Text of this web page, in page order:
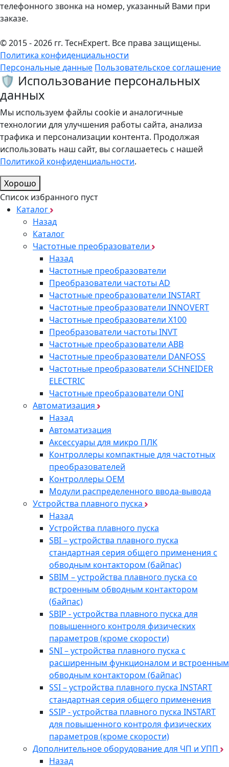
телефонного звонка на номер, указанный Вами при
заказе.
© 2015 - 2026 гг. ТеcнExpert. Все права защищены.
Политика конфиденциальности
Персональные данные Пользовательское соглашение
🛡️ Использование персональных
данных
Мы используем файлы cookie и аналогичные
технологии для улучшения работы сайта, анализа
трафика и персонализации контента. Продолжая
использовать наш сайт, вы соглашаетесь с нашей
Политикой конфиденциальности.
Хорошо
Список избранного пуст
Каталог
Назад
Каталог
Частотные преобразователи
Назад
Частотные преобразователи
Преобразователи частоты AD
Частотные преобразователи INSTART
Частотные преобразователи INNOVERT
Частотные преобразователи Х100
Преобразователи частоты INVT
Частотные преобразователи ABB
Частотные преобразователи DANFOSS
Частотные преобразователи SCHNEIDER
ELECTRIC
Частотные преобразователи ONI
Автоматизация
Назад
Автоматизация
Аксессуары для микро ПЛК
Контроллеры компактные для частотных
преобразователей
Контроллеры ОЕМ
Модули распределенного ввода-вывода
Устройства плавного пуска
Назад
Устройства плавного пуска
SBI – устройства плавного пуска
стандартная серия общего применения с
обводным контактором (байпас)
SBIM – устройства плавного пуска со
встроенным обводным контактором
(байпас)
SBIP - устройства плавного пуска для
повышенного контроля физических
параметров (кроме скорости)
SNI – устройства плавного пуска с
расширенным функционалом и встроенным
обводным контактором (байпас)
SSI – устройства плавного пуска INSTART
стандартная серия общего применения
SSIP - устройства плавного пуска INSTART
для повышенного контроля физических
параметров (кроме скорости)
Дополнительное оборудование для ЧП и УПП
Назад